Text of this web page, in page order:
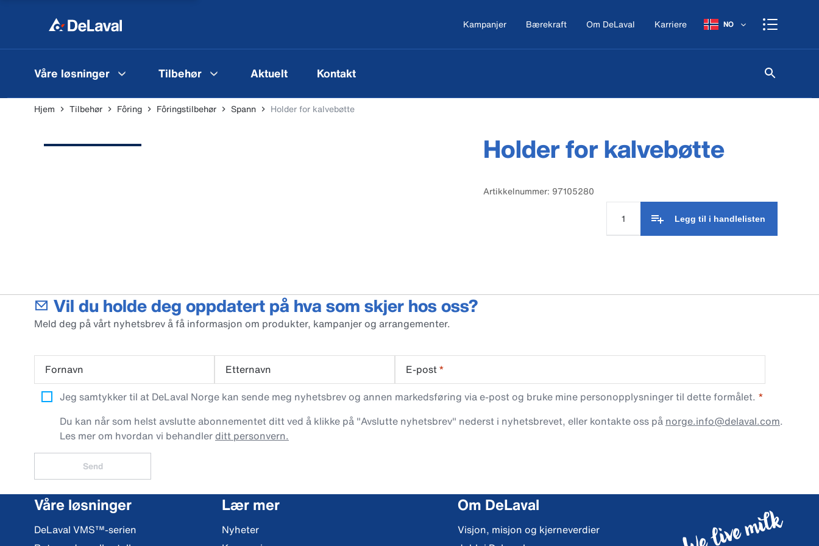
Kampanjer Bærekraft Om DeLaval Karriere NO
Våre løsninger Tilbehør Aktuelt Kontakt
Hjem Tilbehør Fôring Fôringstilbehør Spann Holder for kalvebøtte
Holder for kalvebøtte
Artikkelnummer: 97105280
Legg til i handlelisten
Vil du holde deg oppdatert på hva som skjer hos oss?
Meld deg på vårt nyhetsbrev å få informasjon om produkter, kampanjer og arrangementer.
Fornavn Etternavn E-post*
Jeg samtykker til at DeLaval Norge kan sende meg nyhetsbrev og annen markedsføring via e-post og bruke mine personopplysninger til dette formålet.
Du kan når som helst avslutte abonnementet ditt ved å klikke på "Avslutte nyhetsbrev" nederst i nyhetsbrevet, eller kontakte oss på norge.info@delaval.com.
Les mer om hvordan vi behandlerditt personvern.
Send
Våre løsninger
DeLaval VMS™-serien
Lær mer
Nyheter
Om DeLaval
Visjon, misjon og kjerneverdier